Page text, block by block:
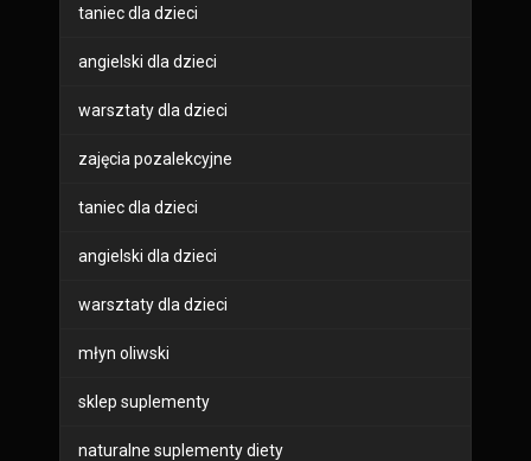
taniec dla dzieci
angielski dla dzieci
warsztaty dla dzieci
zajęcia pozalekcyjne
taniec dla dzieci
angielski dla dzieci
warsztaty dla dzieci
młyn oliwski
sklep suplementy
naturalne suplementy diety